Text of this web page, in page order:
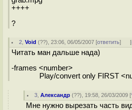
++++
?
2 ,Void (??), 23:06, 06/05/2007 [ответить] [
Читать ман дальше нада)
-frames <number>
Play/convert only FIRST
3 ,Александр (??), 19:58, 26/03/2009 [
Мне нужно вырезать часть